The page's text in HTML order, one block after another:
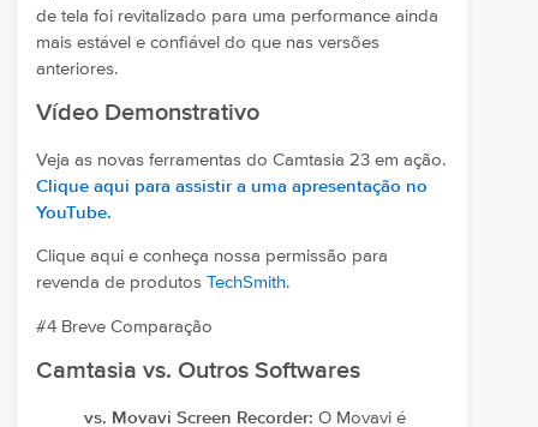
de tela foi revitalizado para uma performance ainda
mais estável e confiável do que nas versões
anteriores.
Vídeo Demonstrativo
Veja as novas ferramentas do Camtasia 23 em ação.
Clique aqui para assistir a uma apresentação no
YouTube.
Clique aqui e conheça nossa permissão para
revenda de produtos TechSmith.
#4 Breve Comparação
Camtasia vs. Outros Softwares
vs. Movavi Screen Recorder: O Movavi é